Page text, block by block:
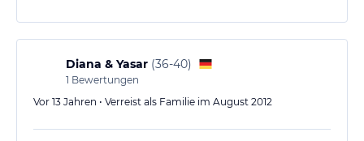
Diana & Yasar (36-40)
1 Bewertungen
Vor 13 Jahren • Verreist als Familie im August 2012